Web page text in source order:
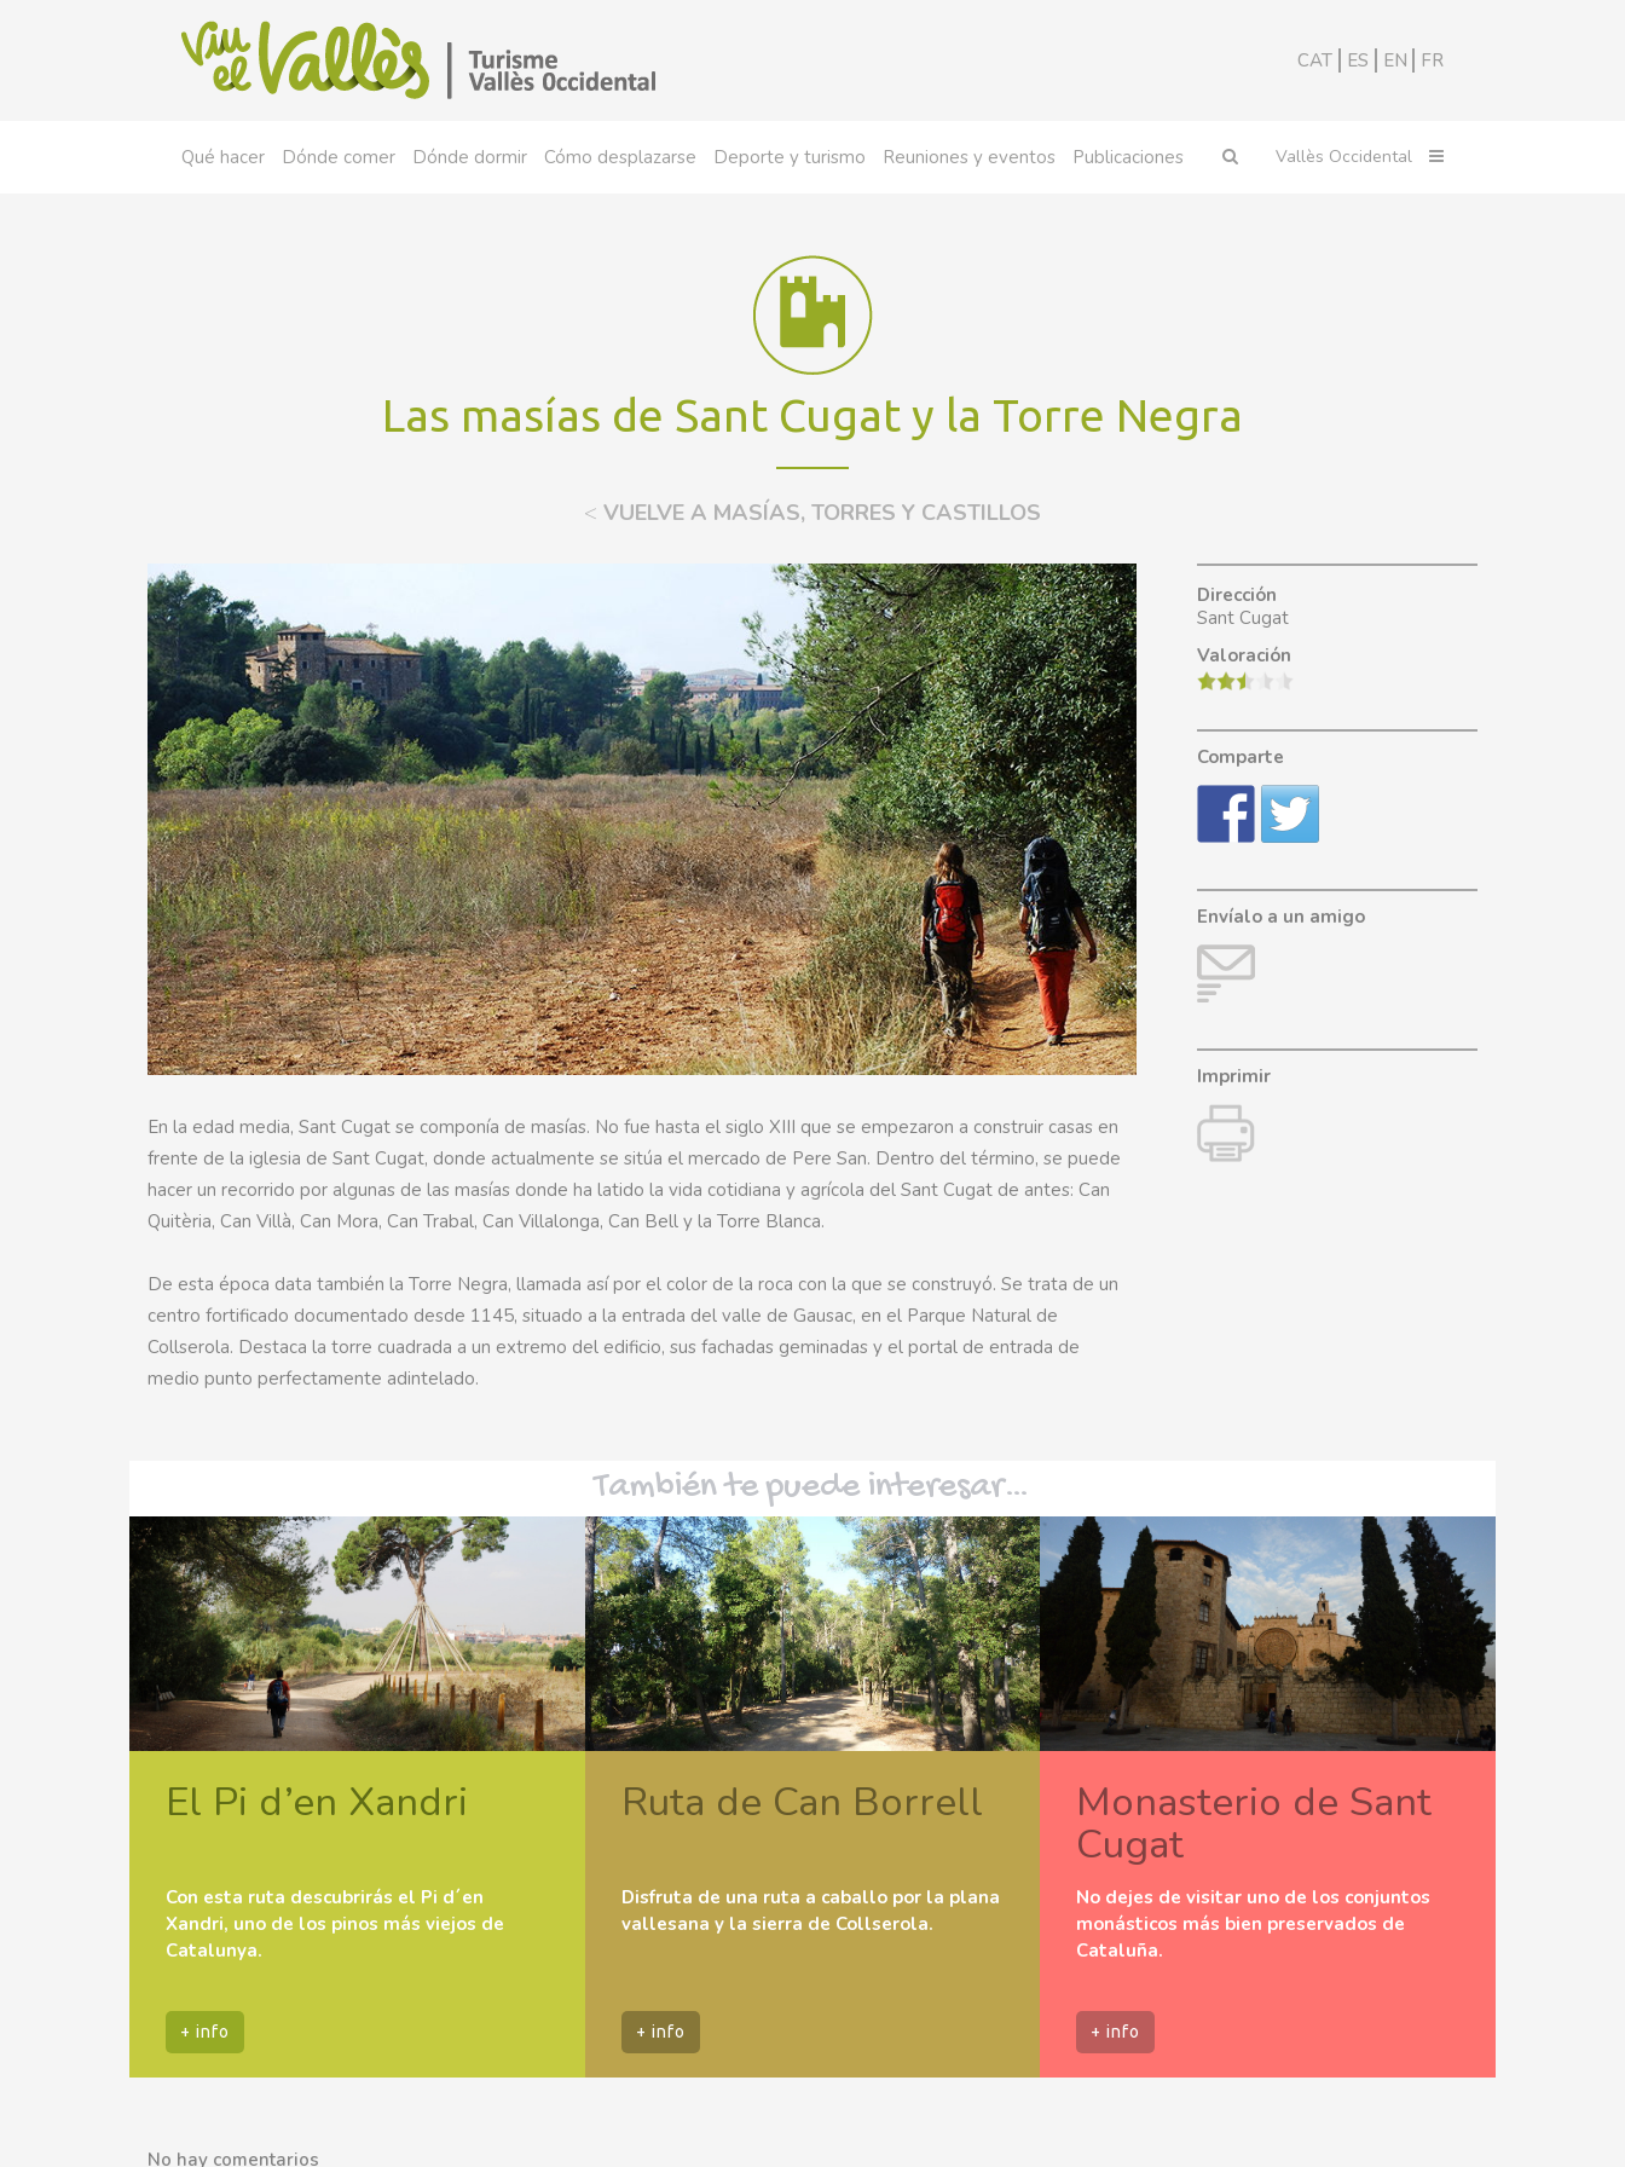
CAT ES EN FR
Qué hacer Dónde comer Dónde dormir Cómo desplazarse Deporte y turismo Reuniones y eventos Publicaciones
Las masías de Sant Cugat y la Torre Negra
< VUELVE A MASÍAS, TORRES Y CASTILLOS
En la edad media, Sant Cugat se componía de masías. No fue hasta el siglo XIII que se empezaron a construir casas en
frente de la iglesia de Sant Cugat, donde actualmente se sitúa el mercado de Pere San. Dentro del término, se puede
hacer un recorrido por algunas de las masías donde ha latido la vida cotidiana y agrícola del Sant Cugat de antes: Can
Quitèria, Can Villà, Can Mora, Can Trabal, Can Villalonga, Can Bell y la Torre Blanca.
De esta época data también la Torre Negra, llamada así por el color de la roca con la que se construyó. Se trata de un
centro fortificado documentado desde 1145, situado a la entrada del valle de Gausac, en el Parque Natural de
Collserola. Destaca la torre cuadrada a un extremo del edificio, sus fachadas geminadas y el portal de entrada de
medio punto perfectamente adintelado.
Dirección
Sant Cugat
Valoración
Comparte
Envíalo a un amigo
Imprimir
También te puede interesar…
El Pi d’en Xandri
Con esta ruta descubrirás el Pi d´en
Xandri, uno de los pinos más viejos de
Catalunya.
+ info
Ruta de Can Borrell
Disfruta de una ruta a caballo por la plana
vallesana y la sierra de Collserola.
+ info
Monasterio de Sant
Cugat
No dejes de visitar uno de los conjuntos
monásticos más bien preservados de
Cataluña.
+ info
No hay comentarios